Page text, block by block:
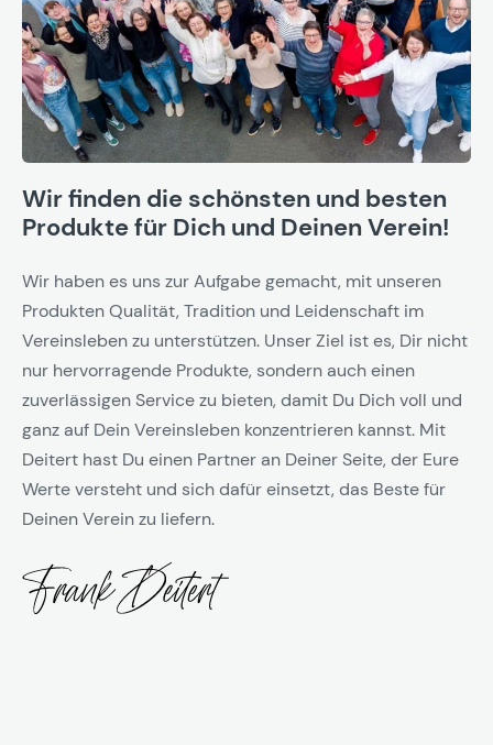
Wir finden die schönsten und besten
Produkte für Dich und Deinen Verein!
Wir haben es uns zur Aufgabe gemacht, mit unseren
Produkten Qualität, Tradition und Leidenschaft im
Vereinsleben zu unterstützen. Unser Ziel ist es, Dir nicht
nur hervorragende Produkte, sondern auch einen
zuverlässigen Service zu bieten, damit Du Dich voll und
ganz auf Dein Vereinsleben konzentrieren kannst. Mit
Deitert hast Du einen Partner an Deiner Seite, der Eure
Werte versteht und sich dafür einsetzt, das Beste für
Deinen Verein zu liefern.